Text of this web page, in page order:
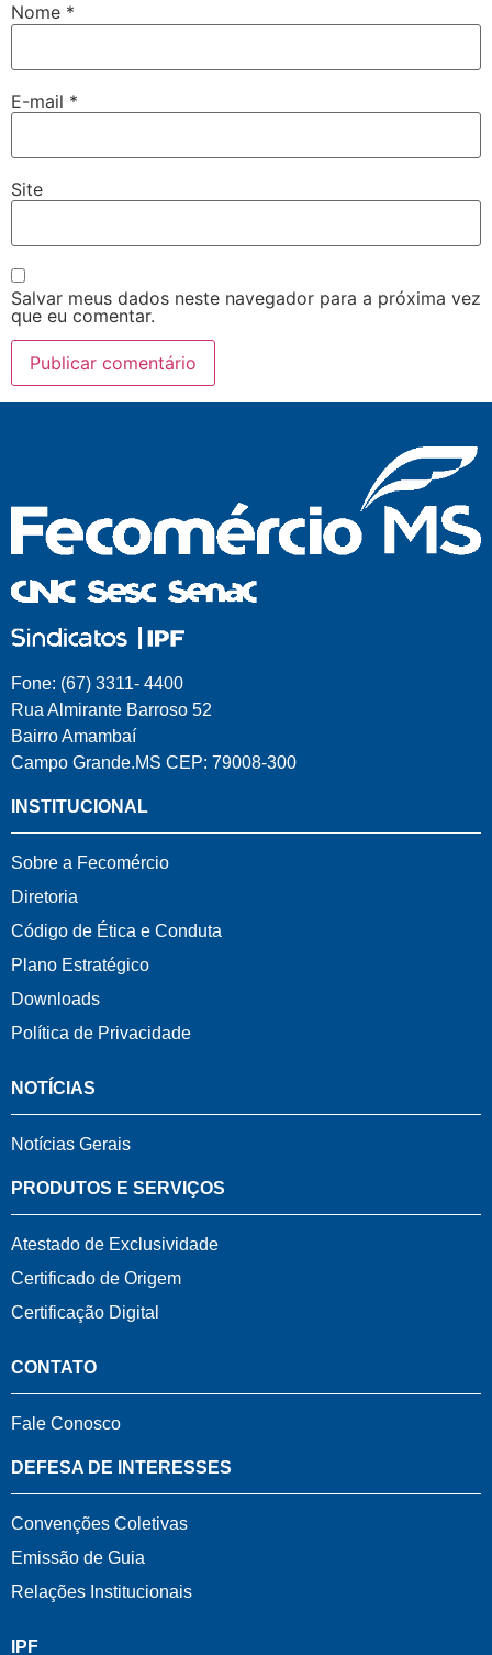
Nome *
E-mail *
Site
Salvar meus dados neste navegador para a próxima vez
que eu comentar.
Fone: (67) 3311- 4400
Rua Almirante Barroso 52
Bairro Amambaí
Campo Grande.MS CEP: 79008-300
INSTITUCIONAL
Sobre a Fecomércio
Diretoria
Código de Ética e Conduta
Plano Estratégico
Downloads
Política de Privacidade
NOTÍCIAS
Notícias Gerais
PRODUTOS E SERVIÇOS
Atestado de Exclusividade
Certificado de Origem
Certificação Digital
CONTATO
Fale Conosco
DEFESA DE INTERESSES
Convenções Coletivas
Emissão de Guia
Relações Institucionais
IPF